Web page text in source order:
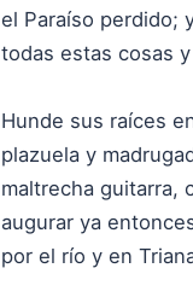
el Paraíso perdido;
todas estas cosas
Hunde sus raíces
plazuela y
maltrecha guitarra,
augurar ya
por el río y en